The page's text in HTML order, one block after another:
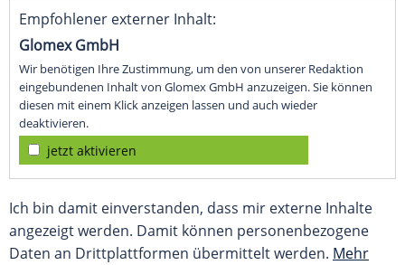
Empfohlener externer Inhalt:
Glomex GmbH
Wir benötigen Ihre Zustimmung, um den von unserer Redaktion
eingebundenen Inhalt von Glomex GmbH anzuzeigen. Sie können
diesen mit einem Klick anzeigen lassen und auch wieder
deaktivieren.
jetzt aktivieren
Ich bin damit einverstanden, dass mir externe Inhalte
angezeigt werden. Damit können personenbezogene
Daten an Drittplattformen übermittelt werden. Mehr